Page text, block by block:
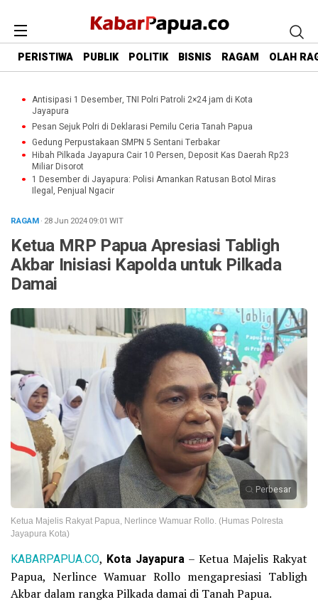
PERISTIWA PUBLIK POLITIK BISNIS RAGAM OLAH
Antisipasi 1 Desember, TNI Polri Patroli 2×24 jam di Kota
Jayapura
Pesan Sejuk Polri di Deklarasi Pemilu Ceria Tanah Papua
Gedung Perpustakaan SMPN 5 Sentani Terbakar
Hibah Pilkada Jayapura Cair 10 Persen, Deposit Kas Daerah Rp23
Miliar Disorot
1 Desember di Jayapura: Polisi Amankan Ratusan Botol Miras
Ilegal, Penjual Ngacir
RAGAM· 28 Jun 202409:01 WIT
Ketua MRP Papua Apresiasi Tabligh
Akbar Inisiasi Kapolda untuk Pilkada
Damai
Perbesar
Ketua Majelis Rakyat Papua, Nerlince Wamuar Rollo. (Humas Polresta
Jayapura Kota)
KABARPAPUA.CO, Kota Jayapura – Ketua Majelis Rakyat
Papua, Nerlince Wamuar Rollo mengapresiasi Tabligh
Akbar dalam rangka Pilkada damai di Tanah Papua.